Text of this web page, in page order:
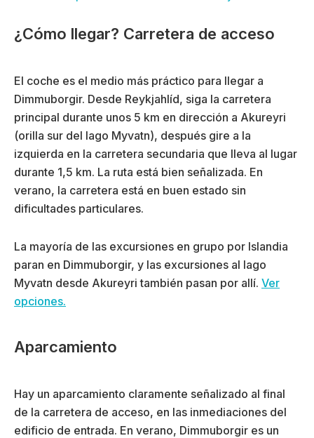
¿Cómo llegar? Carretera de acceso
El coche es el medio más práctico para llegar a
Dimmuborgir. Desde Reykjahlíd, siga la carretera
principal durante unos 5 km en dirección a Akureyri
(orilla sur del lago Myvatn), después gire a la
izquierda en la carretera secundaria que lleva al lugar
durante 1,5 km. La ruta está bien señalizada. En
verano, la carretera está en buen estado sin
dificultades particulares.
La mayoría de las excursiones en grupo por Islandia
paran en Dimmuborgir, y las excursiones al lago
Myvatn desde Akureyri también pasan por allí. Ver
opciones.
Aparcamiento
Hay un aparcamiento claramente señalizado al final
de la carretera de acceso, en las inmediaciones del
edificio de entrada. En verano, Dimmuborgir es un